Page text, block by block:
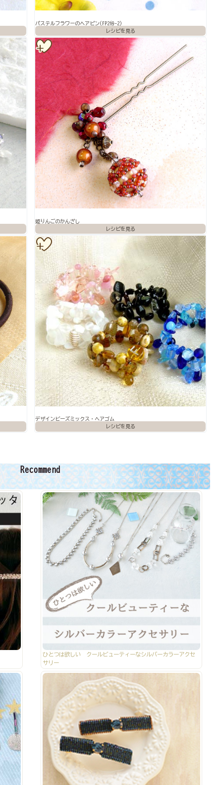
パステルフラワーのヘアピン(FP269-2)
姫りんごのかんざし
デザインビーズミックス・ヘアゴム
Recommend
ひとつは欲しい クールビューティーなシルバーカラーアクセ
サリー